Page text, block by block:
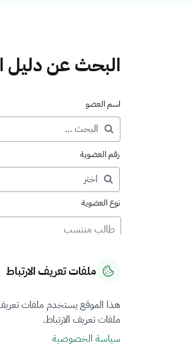
البحث عن دليل
اسم العضو
رقم العضوية
نوع العضوية
طالب منتسب
ملفات تعريف الارتباط
هذا الموقع يستخدم ملفات
ملفات تعريف الارتباط.
سياسة الخصوصية